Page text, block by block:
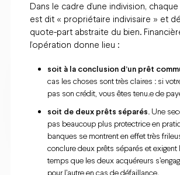
Dans le cadre d’une indivision,
est dit « propriétaire indivisaire » et
quote-part abstraite du bien.
l’opération donne lieu :
soit à la conclusion d’un prêt
cas les choses sont très claires : si
pas son crédit, vous êtes tenu.e de
soit de deux prêts séparés. Une
pas beaucoup plus protectrice en
banques se montrent en effet très
conclure deux prêts séparés et exigent
temps que les deux acquéreurs